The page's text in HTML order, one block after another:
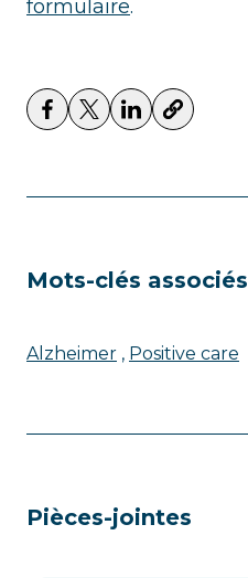
formulaire.
Mots-clés associés
Alzheimer Positive care
Pièces-jointes